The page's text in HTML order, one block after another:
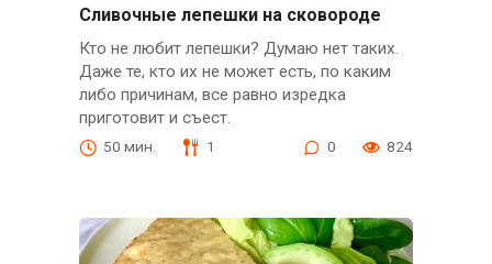
Сливочные лепешки на сковороде
Кто не любит лепешки? Думаю нет таких.
Даже те, кто их не может есть, по каким
либо причинам, все равно изредка
приготовит и съест.
50 мин. 1 0 824